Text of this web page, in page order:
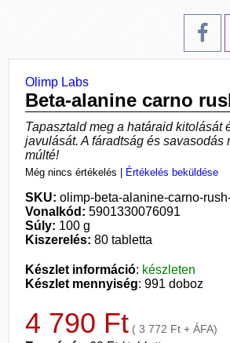
Olimp Labs
Beta-alanine carno
Tapasztald meg a határaid kitolását
javulását. A fáradtság és savasodás
múlté!
Még nincs értékelés Értékelés beküldése
SKU: olimp-beta-alanine-carno-
Vonalkód: 5901330076091
Súly: 100 g
Kiszerelés: 80 tabletta
Készlet információ: készleten
Készlet mennyiség: 991 doboz
4 790 Ft ( 3 772 Ft + ÁFA)